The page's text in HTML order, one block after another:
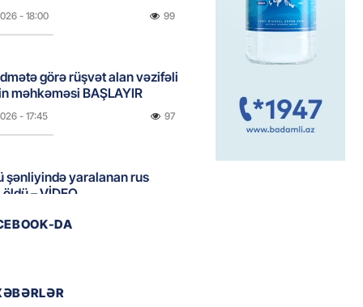
- 18:00 99
görə rüşvət alan vəzifəli
məhkəməsi BAŞLAYIR
- 17:45 97
şənliyində yaralanan rus
– VİDEO
546 min manatı 20
DA